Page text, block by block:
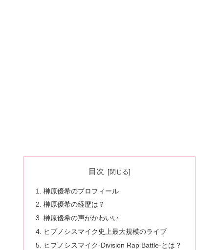
目次
榊原優希のプロフィール
榊原優希の経歴は？
榊原優希の声がかわいい
ヒプノシスマイク史上最大規模のライブ
ヒプノシスマイク-Division Rap Battle-とは？